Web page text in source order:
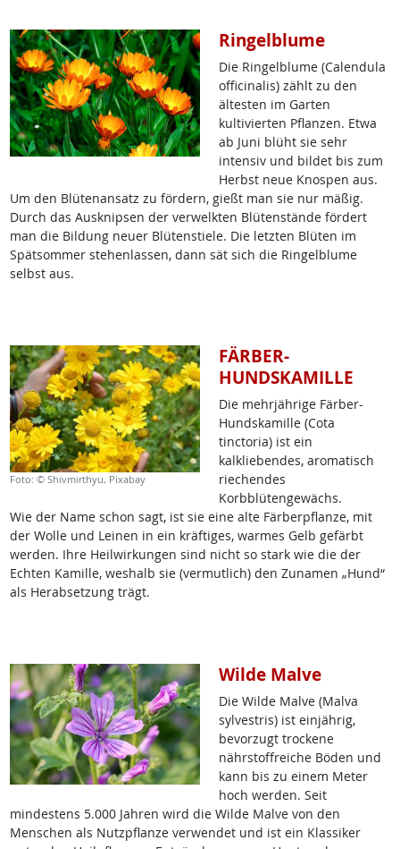
Ringelblume
Die Ringelblume (Calendula
officinalis) zählt zu den
ältesten im Garten
kultivierten Pflanzen. Etwa
ab Juni blüht sie sehr
intensiv und bildet bis zum
Herbst neue Knospen aus.
Um den Blütenansatz zu fördern, gießt man sie nur mäßig.
Durch das Ausknipsen der verwelkten Blütenstände fördert
man die Bildung neuer Blütenstiele. Die letzten Blüten im
Spätsommer stehenlassen, dann sät sich die Ringelblume
selbst aus.
Foto: © Shivmirthyu, Pixabay
FÄRBER-
HUNDSKAMILLE
Die mehrjährige Färber-
Hundskamille (Cota
tinctoria) ist ein
kalkliebendes, aromatisch
riechendes
Korbblütengewächs.
Wie der Name schon sagt, ist sie eine alte Färberpflanze, mit
der Wolle und Leinen in ein kräftiges, warmes Gelb gefärbt
werden. Ihre Heilwirkungen sind nicht so stark wie die der
Echten Kamille, weshalb sie (vermutlich) den Zunamen „Hund“
als Herabsetzung trägt.
Wilde Malve
Die Wilde Malve (Malva
sylvestris) ist einjährig,
bevorzugt trockene
nährstoffreiche Böden und
kann bis zu einem Meter
hoch werden. Seit
mindestens 5.000 Jahren wird die Wilde Malve von den
Menschen als Nutzpflanze verwendet und ist ein Klassiker